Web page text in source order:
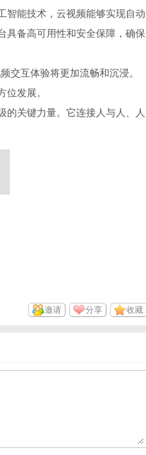
智能技术，云视频能够实现自动
具备高可用性和安全保障，确保
交互体验将更加流畅和沉浸。
发展。
的关键力量。它连接人与人、人
收藏
分享
邀请